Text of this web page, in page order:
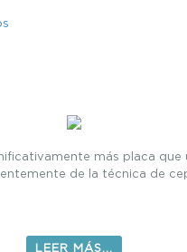
más placa
de la técnica de
LEER MÁS...